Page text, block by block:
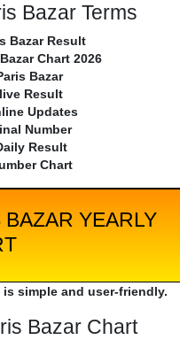
Bazar Terms
Bazar Result
Chart 2026
Bazar
Result
Updates
Number
Result
Chart
YEARLY
simple and user-friendly.
Bazar Chart